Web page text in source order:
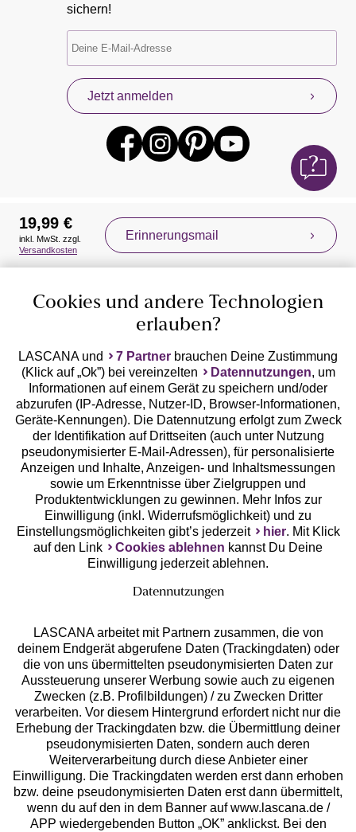
sichern!
Jetzt anmelden
Auszeichnungen
Geprüfte Sicherheit
Unsere Apps
Services
Beratung
Über uns
Rechtliches
19,99 €
inkl. MwSt. zzgl.
Versandkosten
Erinnerungsmail
Cookies und andere Technologien
erlauben?
LASCANA und 7 Partner brauchen Deine Zustimmung
(Klick auf „Ok”) bei vereinzelten
Datennutzungen, um
Informationen auf einem Gerät zu speichern und/oder
abzurufen (IP-Adresse, Nutzer-ID, Browser-Informationen,
Geräte-Kennungen). Die Datennutzung erfolgt zum Zweck
der Identifikation auf Drittseiten (auch unter Nutzung
pseudonymisierter E-Mail-Adressen), für personalisierte
Anzeigen und Inhalte, Anzeigen- und Inhaltsmessungen
sowie um Erkenntnisse über Zielgruppen und
Produktentwicklungen zu gewinnen. Mehr Infos zur
Einwilligung (inkl. Widerrufsmöglichkeit) und zu
Einstellungsmöglichkeiten gibt’s jederzeit
hier. Mit Klick
auf den Link
Cookies ablehnen kannst Du Deine
Einwilligung jederzeit ablehnen.
Datennutzungen
LASCANA arbeitet mit Partnern zusammen, die von
deinem Endgerät abgerufene Daten (Trackingdaten) oder
die von uns übermittelten pseudonymisierten Daten zur
Aussteuerung unserer Werbung sowie auch zu eigenen
Zwecken (z.B. Profilbildungen) / zu Zwecken Dritter
verarbeiten. Vor diesem Hintergrund erfordert nicht nur die
Erhebung der Trackingdaten bzw. die Übermittlung deiner
pseudonymisierten Daten, sondern auch deren
Weiterverarbeitung durch diese Anbieter einer
Einwilligung. Die Trackingdaten werden erst dann erhoben
bzw. deine pseudonymisierten Daten erst dann übermittelt,
wenn du auf den in dem Banner auf www.lascana.de /
APP wiedergebenden Button „OK” anklickst. Bei den